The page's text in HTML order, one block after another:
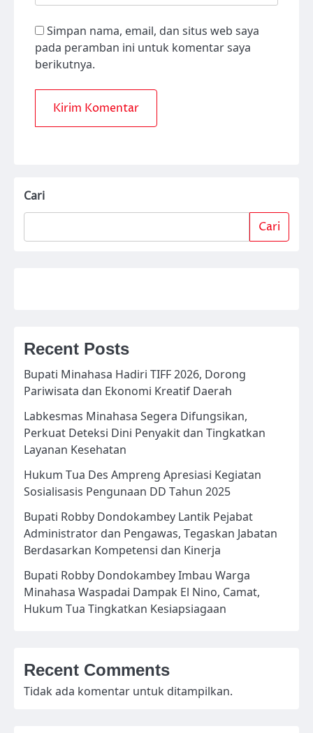
Simpan nama, email, dan situs web saya
pada peramban ini untuk komentar saya
berikutnya.
Cari
Cari
Recent Posts
Bupati Minahasa Hadiri TIFF 2026, Dorong
Pariwisata dan Ekonomi Kreatif Daerah
Labkesmas Minahasa Segera Difungsikan,
Perkuat Deteksi Dini Penyakit dan Tingkatkan
Layanan Kesehatan
Hukum Tua Des Ampreng Apresiasi Kegiatan
Sosialisasis Pengunaan DD Tahun 2025
Bupati Robby Dondokambey Lantik Pejabat
Administrator dan Pengawas, Tegaskan Jabatan
Berdasarkan Kompetensi dan Kinerja
Bupati Robby Dondokambey Imbau Warga
Minahasa Waspadai Dampak El Nino, Camat,
Hukum Tua Tingkatkan Kesiapsiagaan
Recent Comments
Tidak ada komentar untuk ditampilkan.